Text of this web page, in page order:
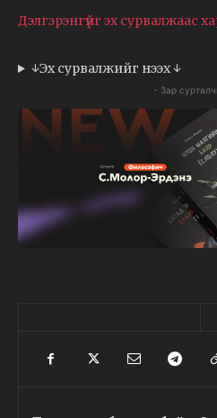
Дэлгэрэнгүйг эх сурвалжаас
↓Эх сурвалжийг нээх ↓
- Зар